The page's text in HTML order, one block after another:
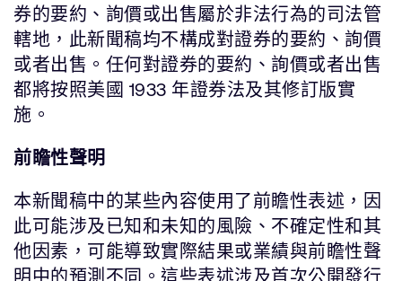
券的要約、詢價或出售屬於非法行為的司法管
轄地，此新聞稿均不構成對證券的要約、詢價
或者出售。任何對證券的要約、詢價或者出售
都將按照美國 1933 年證券法及其修訂版實
施。
前瞻性聲明
本新聞稿中的某些內容使用了前瞻性表述，因
此可能涉及已知和未知的風險、不確定性和其
他因素，可能導致實際結果或業績與前瞻性聲
明中的預測不同。這些表述涉及首次公開發行